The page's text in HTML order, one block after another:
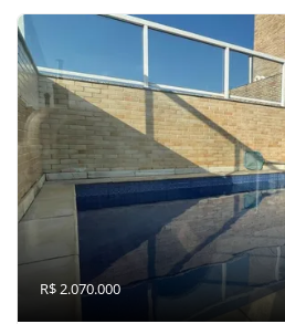
R$ 2.070.000